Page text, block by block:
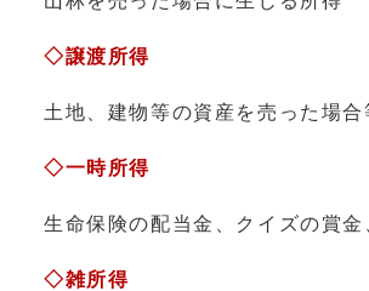
◇譲渡所得
土地、建物等の資産を売った場合
◇一時所得
生命保険の配当金、クイズの賞
◇雑所得